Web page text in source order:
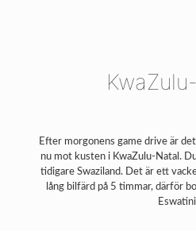
Efter morgonens game drive är
nu mot kusten i KwaZulu-Natal.
tidigare Swaziland. Det är ett
lång bilfärd på 5 timmar, därför